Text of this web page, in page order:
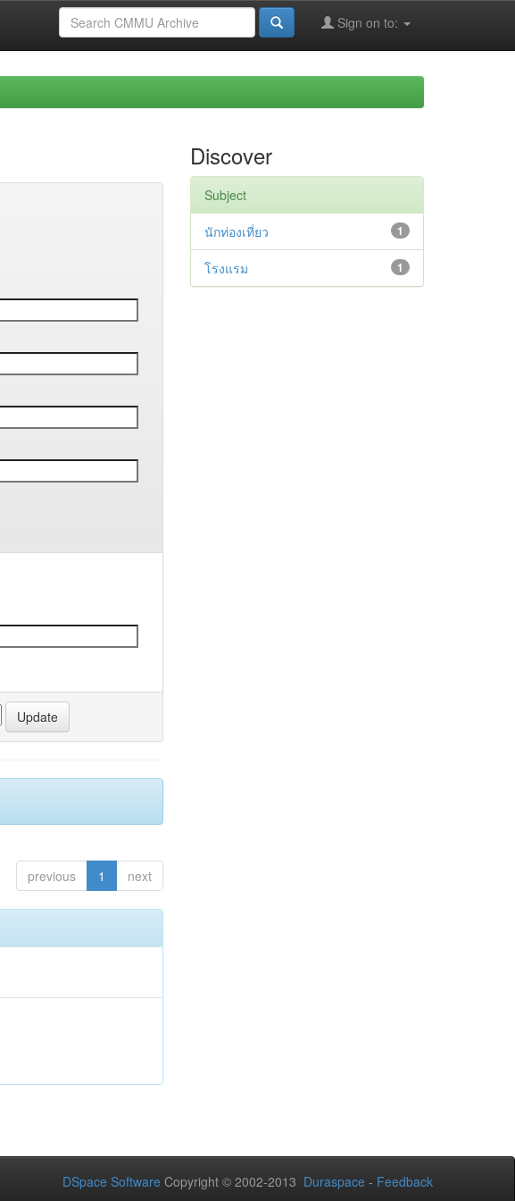
Sign on to:
previous 1 next
Discover
Subject
1
นักท่องเที่ยว
1
โรงแรม
DSpace Software Copyright © 2002-2013 Duraspace - Feedback